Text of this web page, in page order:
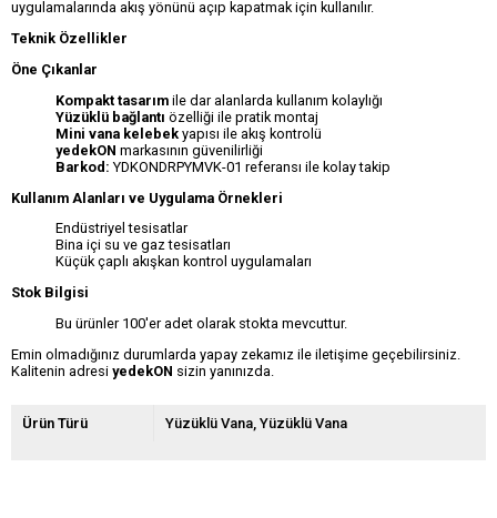
uygulamalarında akış yönünü açıp kapatmak için kullanılır.
Teknik Özellikler
Öne Çıkanlar
Kompakt tasarım ile dar alanlarda kullanım kolaylığı
Yüzüklü bağlantı özelliği ile pratik montaj
Mini vana kelebek yapısı ile akış kontrolü
yedekON markasının güvenilirliği
Barkod: YDKONDRPYMVK-01 referansı ile kolay takip
Kullanım Alanları ve Uygulama Örnekleri
Endüstriyel tesisatlar
Bina içi su ve gaz tesisatları
Küçük çaplı akışkan kontrol uygulamaları
Stok Bilgisi
Bu ürünler 100'er adet olarak stokta mevcuttur.
Emin olmadığınız durumlarda yapay zekamız ile iletişime geçebilirsiniz.
Kalitenin adresi yedekON sizin yanınızda.
Ürün Türü Yüzüklü Vana Yüzüklü Vana